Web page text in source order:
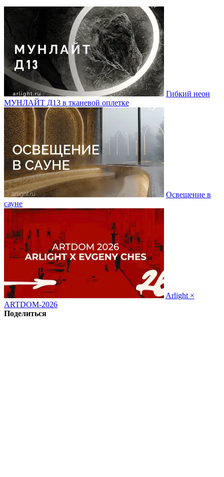
Гибкий неон
МУНЛАЙТ Д13 в тканевой оплетке
Освещение в
сауне
Arlight ×
ARTDOM-2026
Поделиться